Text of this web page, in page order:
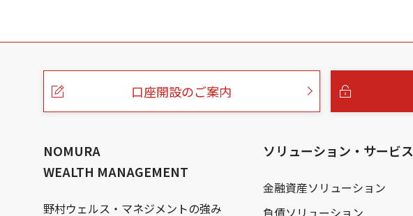
こ
口座開設のご案内
NOMURA
WEALTH MANAGEMENT
野村ウェルス・マネジメントの強み
ソリューション・サービス
金融資産ソリューション
負債ソリューション